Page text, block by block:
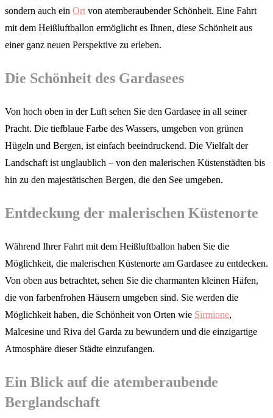
sondern auch ein Ortvon atemberaubender Schönheit. Eine Fahrt
mit dem Heißluftballon ermöglicht es Ihnen, diese Schönheit aus
einer ganz neuen Perspektive zu erleben.
Die Schönheit des Gardasees
Von hoch oben in der Luft sehen Sie den Gardasee in all seiner
Pracht. Die tiefblaue Farbe des Wassers, umgeben von grünen
Hügeln und Bergen, ist einfach beeindruckend. Die Vielfalt der
Landschaft ist unglaublich – von den malerischen Küstenstädten bis
hin zu den majestätischen Bergen, die den See umgeben.
Entdeckung der malerischen Küstenorte
Während Ihrer Fahrt mit dem Heißluftballon haben Sie die
Möglichkeit, die malerischen Küstenorte am Gardasee zu entdecken.
Von oben aus betrachtet, sehen Sie die charmanten kleinen Häfen,
die von farbenfrohen Häusern umgeben sind. Sie werden die
Möglichkeit haben, die Schönheit von Orten wie Sirmione,
Malcesine und Riva del Garda zu bewundern und die einzigartige
Atmosphäre dieser Städte einzufangen.
Ein Blick auf die atemberaubende
Berglandschaft